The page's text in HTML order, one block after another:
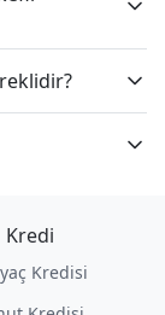
Kredi
Kredisi